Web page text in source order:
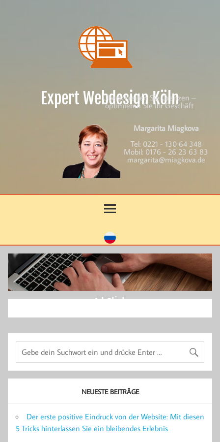
Expert Webdesign Köln
Überschreiten Sie Grenzen –
optimieren Sie Ihr Geschäft
Margarita Miagkova
Tel: 0221 - 130 64 348
Mobil: 0176 - 26 23 63 83
margarita@miagkova.de
Ad Click
NEUESTE BEITRÄGE
Der erste positive Eindruck von der Website: Mit diesen
5 Tricks hinterlassen Sie ein bleibendes Erlebnis